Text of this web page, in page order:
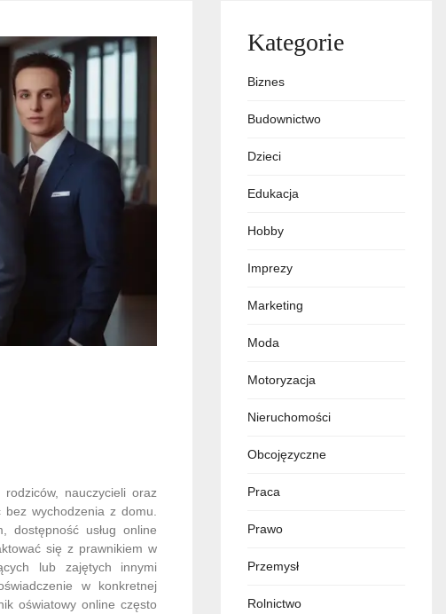
nauczycieli oraz
wychodzenia z domu.
dostępność usług online
się z prawnikiem w
lub zajętych innymi
w konkretnej
oświatowy online często
Kategorie
Biznes
Budownictwo
Dzieci
Edukacja
Hobby
Imprezy
Marketing
Moda
Motoryzacja
Nieruchomości
Obcojęzyczne
Praca
Prawo
Przemysł
Rolnictwo